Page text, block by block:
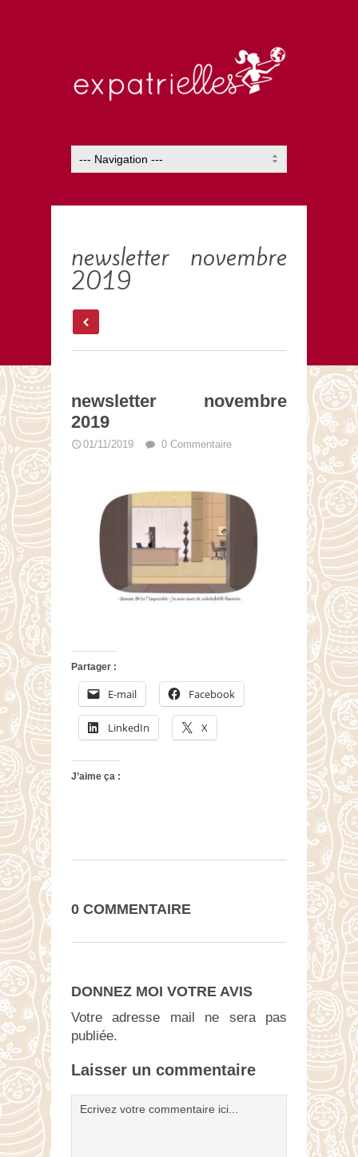
newsletter novembre
2019
newsletter novembre
2019
01/11/2019 0 Commentaire
Partager :
E-mail Facebook
LinkedIn X
J’aime ça :
0 COMMENTAIRE
DONNEZ MOI VOTRE AVIS
Votre adresse mail ne sera pas
publiée.
Laisser un commentaire